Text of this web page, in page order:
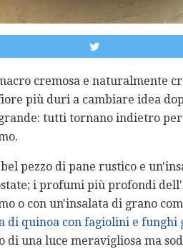
cremosa e naturalmente
più duri a cambiare idea
tutti tornano indietro per
pezzo di pane rustico e
i profumi più profondi
o con un'insalata di grano
di quinoa con fagiolini e funghi
una luce meravigliosa ma